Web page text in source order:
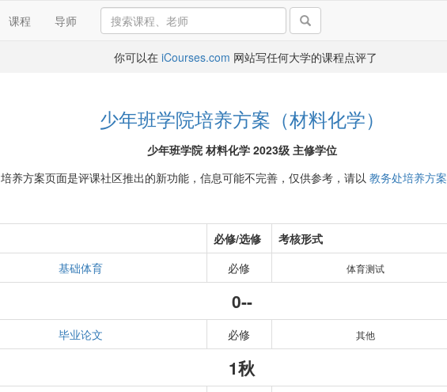
课程 导师
你可以在 iCourses.com 网站写任何大学的课程点评了
少年班学院培养方案（材料化学）
少年班学院 材料化学 2023级 主修学位
培养方案页面是评课社区推出的新功能，信息可能不完善，仅供参考，请以 教务处培养方案
必修/选修 考核形式
基础体育 必修 体育测试
0--
毕业论文 必修 其他
1秋